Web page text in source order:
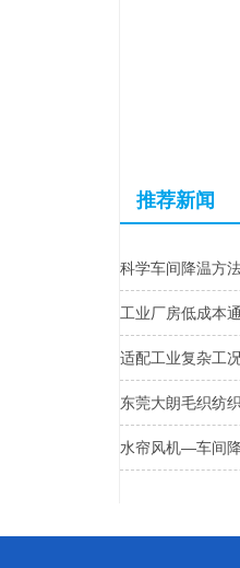
推荐新闻
科学车间降温方
工业厂房低成本
适配工业复杂工
东莞大朗毛织纺
水帘风机—车间